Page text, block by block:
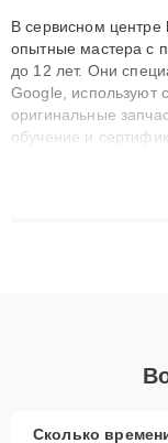
В сервисном
опытные мастера с
до 12 лет. Они
Google, используют
оригинальные
обучение и
сохранением
Сколько